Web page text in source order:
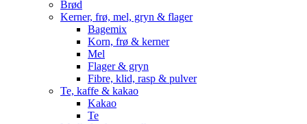
Brød
Kerner, frø, mel, gryn & flager
Bagemix
Korn, frø & kerner
Mel
Flager & gryn
Fibre, klid, rasp & pulver
Te, kaffe & kakao
Kakao
Te